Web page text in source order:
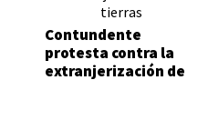
Contundente
protesta contra la
extranjerización de